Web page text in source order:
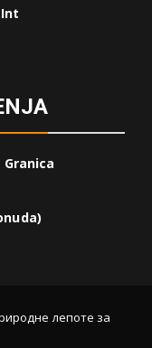
Granica
лепоте за